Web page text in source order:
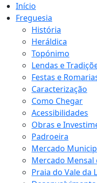
Início
Freguesia
História
Heráldica
Topónimo
Lendas e
Festas e
Caracterização
Como Chegar
Acessibilidades
Obras e
Padroeira
Mercado
Mercado Mensal
Praia do Vale da